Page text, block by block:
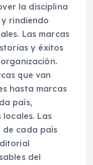
la disciplina
rindiendo
Las marcas
y éxitos
que van
hasta marcas
país,
Las
de cada país
del